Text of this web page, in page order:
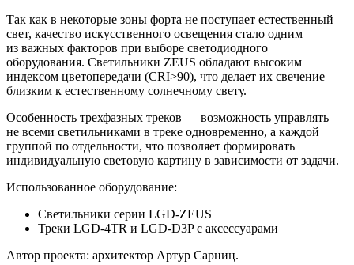
Так как в некоторые зоны форта не поступает естественный
свет, качество искусственного освещения стало одним
из важных факторов при выборе светодиодного
оборудования. Светильники ZEUS обладают высоким
индексом цветопередачи (CRI>90), что делает их свечение
близким к естественному солнечному свету.
Особенность трехфазных треков — возможность управлять
не всеми светильниками в треке одновременно, а каждой
группой по отдельности, что позволяет формировать
индивидуальную световую картину в зависимости от задачи.
Использованное оборудование:
Светильники серии LGD-ZEUS
Треки LGD-4TR и LGD-D3P с аксессуарами
Автор проекта: архитектор Артур Сарниц.